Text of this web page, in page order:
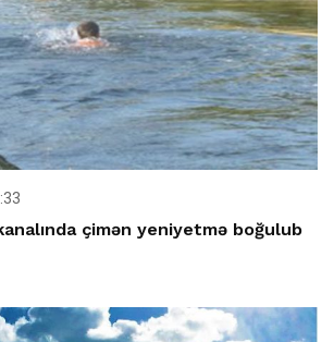
çimən yeniyetmə boğulub